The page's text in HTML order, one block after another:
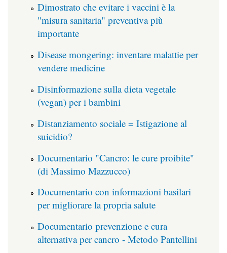
Dimostrato che evitare i vaccini è la
"misura sanitaria" preventiva più
importante
Disease mongering: inventare malattie per
vendere medicine
Disinformazione sulla dieta vegetale
(vegan) per i bambini
Distanziamento sociale = Istigazione al
suicidio?
Documentario "Cancro: le cure proibite"
(di Massimo Mazzucco)
Documentario con informazioni basilari
per migliorare la propria salute
Documentario prevenzione e cura
alternativa per cancro - Metodo Pantellini